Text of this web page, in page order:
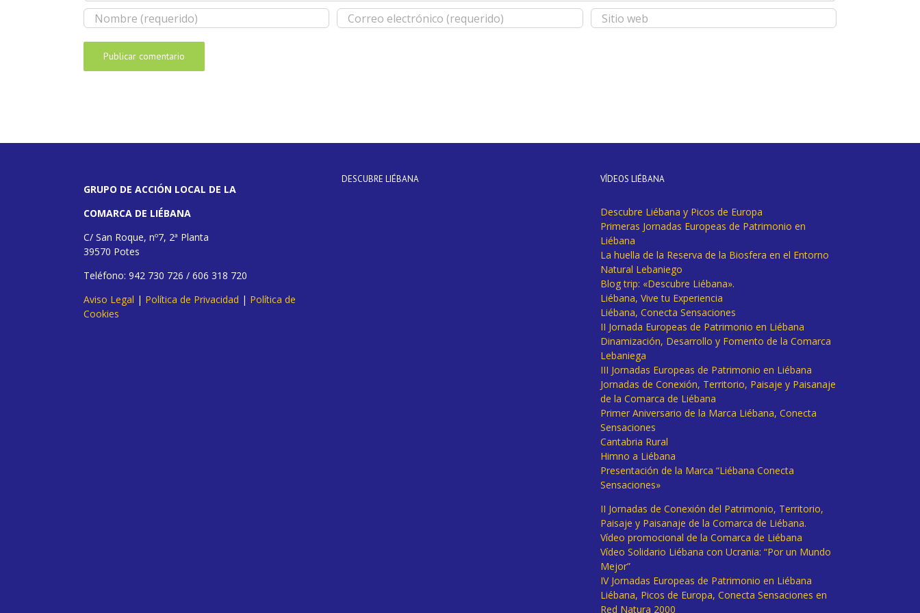
GRUPO DE ACCIÓN LOCAL DE LA
COMARCA DE LIÉBANA
C/ San Roque, nº7, 2ª Planta
39570 Potes
Teléfono: 942 730 726 / 606 318 720
Aviso Legal | Política de Privacidad | Política de
Cookies
DESCUBRE LIÉBANA VÍDEOS LIÉBANA
Descubre Liébana y Picos de Europa
Primeras Jornadas Europeas de Patrimonio en
Liébana
La huella de la Reserva de la Biosfera en el Entorno
Natural Lebaniego
Blog trip: «Descubre Liébana».
Liébana, Vive tu Experiencia
Liébana, Conecta Sensaciones
II Jornada Europeas de Patrimonio en Liébana
Dinamización, Desarrollo y Fomento de la Comarca
Lebaniega
III Jornadas Europeas de Patrimonio en Liébana
Jornadas de Conexión, Territorio, Paisaje y Paisanaje
de la Comarca de Liébana
Primer Aniversario de la Marca Liébana, Conecta
Sensaciones
Cantabria Rural
Himno a Liébana
Presentación de la Marca “Liébana Conecta
Sensaciones»
II Jornadas de Conexión del Patrimonio, Territorio,
Paisaje y Paisanaje de la Comarca de Liébana.
Vídeo promocional de la Comarca de Liébana
Vídeo Solidario Liébana con Ucrania: “Por un Mundo
Mejor”
IV Jornadas Europeas de Patrimonio en Liébana
Liébana, Picos de Europa, Conecta Sensaciones en
Red Natura 2000